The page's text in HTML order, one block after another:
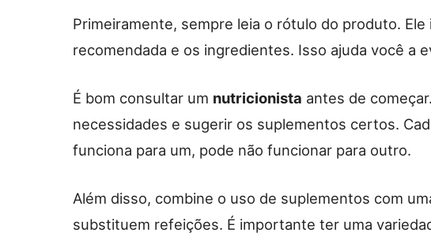
Primeiramente, sempre leia o rótulo do produto.
recomendada e os ingredientes. Isso ajuda você a
É bom consultar um nutricionista antes de
necessidades e sugerir os suplementos certos.
funciona para um, pode não funcionar para outro.
Além disso, combine o uso de suplementos com
substituem refeições. É importante ter uma